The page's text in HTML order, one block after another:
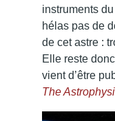
instruments
hélas pas de
de cet astre :
Elle reste
vient d’être
The